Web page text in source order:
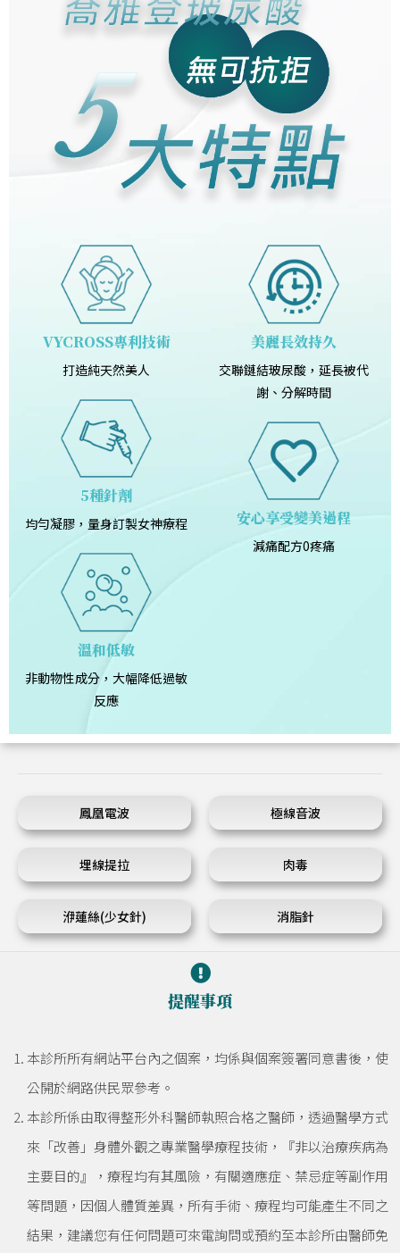
VYCROSS專利技術
打造純天然美人
5種針劑
均勻凝膠，量身訂製女神療程
溫和低敏
非動物性成分，大幅降低過敏
反應
美麗長效持久
交聯鏈結玻尿酸，延長被代
謝、分解時間
安心享受變美過程
減痛配方0疼痛
鳳凰電波 極線音波
埋線提拉 肉毒
洢蓮絲(少女針) 消脂針
提醒事項
本診所所有網站平台內之個案，均係與個案簽署同意書後，使
公開於網路供民眾參考。
本診所係由取得整形外科醫師執照合格之醫師，透過醫學方式
來「改善」身體外觀之專業醫學療程技術，『非以治療疾病為
主要目的』，療程均有其風險，有關適應症、禁忌症等副作用
等問題，因個人體質差異，所有手術、療程均可能產生不同之
結果，建議您有任何問題可來電詢問或預約至本診所由醫師免